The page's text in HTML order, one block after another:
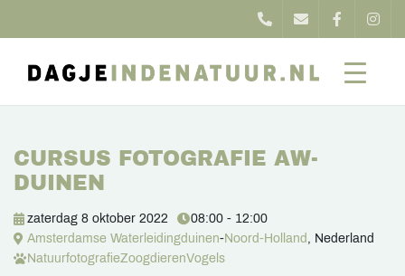
CURSUS FOTOGRAFIE AW-
DUINEN
zaterdag 8 oktober 2022
08:00 - 12:00
Amsterdamse Waterleidingduinen-Noord-Holland , Nederland
NatuurfotografieZoogdierenVogels